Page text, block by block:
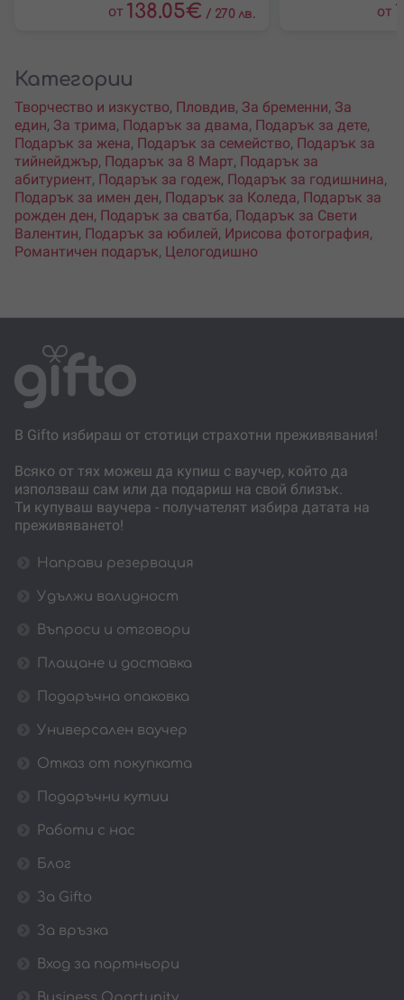
от 138.05€ / 270 лв. от
Категории
Творчество и изкуство, Пловдив, За бременни, За
един, За трима, Подарък за двама, Подарък за дете,
Подарък за жена, Подарък за семейство, Подарък за
тийнейджър, Подарък за 8 Март, Подарък за
абитуриент, Подарък за годеж, Подарък за годишнина,
Подарък за имен ден, Подарък за Коледа, Подарък за
рожден ден, Подарък за сватба, Подарък за Свети
Валентин, Подарък за юбилей, Ирисова фотография,
Романтичен подарък, Целогодишно
В Gifto избираш от стотици страхотни преживявания!
Всяко от тях можеш да купиш с ваучер, който да
използваш сам или да подариш на свой близък.
Ти купуваш ваучера - получателят избира датата на
преживяването!
Направи резервация
Удължи валидност
Въпроси и отговори
Плащане и доставка
Подаръчна опаковка
Универсален ваучер
Отказ от покупката
Подаръчни кутии
Работи с нас
Блог
За Gifto
За връзка
Вход за партньори